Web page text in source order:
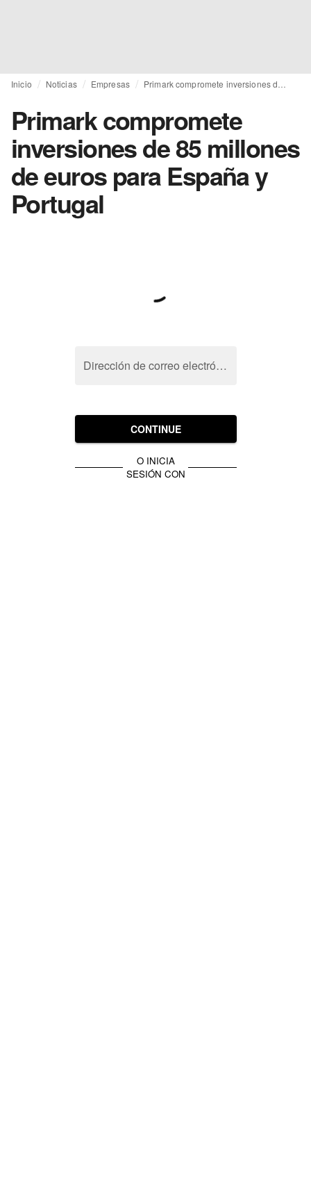
Inicio Noticias Empresas
Primark compromete
inversiones de 85 millones
de euros para España y
Portugal
Dirección de correo electrónico
CONTINUE
O INICIA
SESIÓN CON